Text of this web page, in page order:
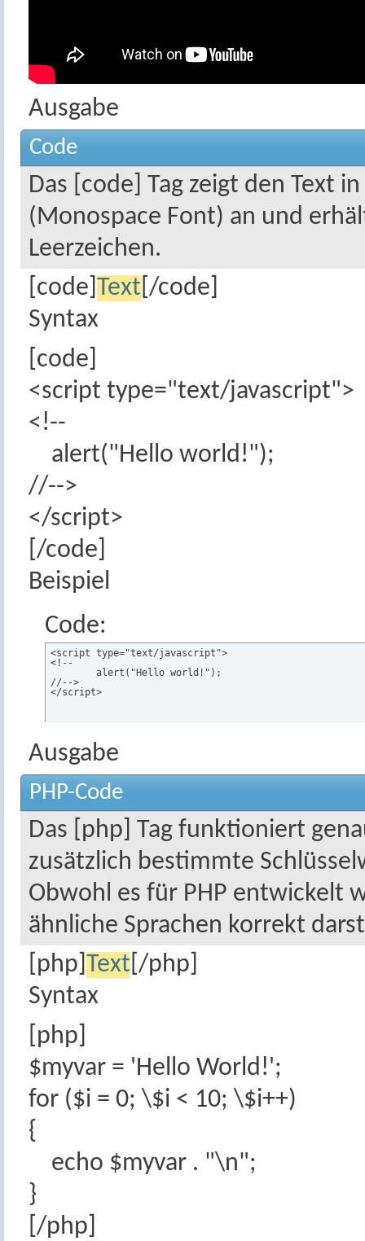
Ausgabe
Code
Das [code] Tag zeigt den Text
(Monospace Font) an und
Leerzeichen.
[code] Text [/code]
Syntax
[code]
<script type="text/javascript">
<!--
alert("Hello world!");
//-->
</script>
[/code]
Beispiel
Code:
<script type="text/javascript">
<!--
//-->
</script>
Ausgabe
PHP-Code
Das [php] Tag funktioniert
zusätzlich bestimmte
Obwohl es für PHP entwickelt
ähnliche Sprachen korrekt
[php] Text [/php]
Syntax
[php]
$myvar = 'Hello World!';
for ($i = 0; \$i < 10; \$i++)
{
echo $myvar . "\n";
}
[/php]